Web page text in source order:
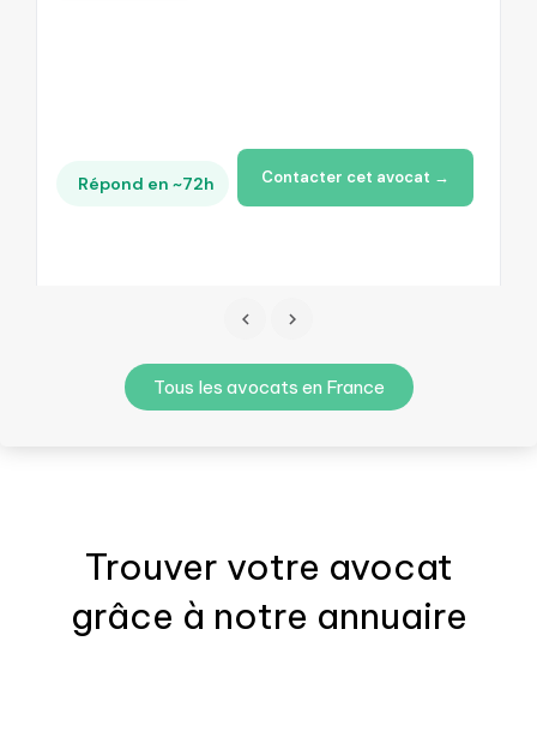
Répond en ~72h Contacter cet avocat →
Tous les avocats en France
Trouver votre avocat
grâce à notre annuaire